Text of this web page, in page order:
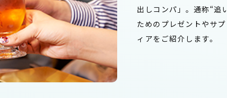
出しコンパ」。通称“追
ためのプレゼントやサ
ィアをご紹介します。